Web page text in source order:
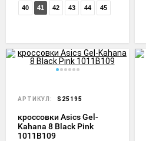
40 41 42 43 44 45
АРТИКУЛ: S25195
кроссовки Asics Gel-
Kahana 8 Black Pink
1011B109